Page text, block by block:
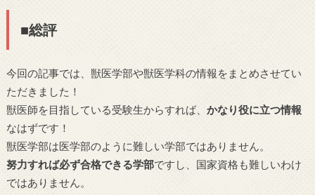
■総評
今回の記事では、獣医学部や獣医学科の情報をまとめさせてい
ただきました！
獣医師を目指している受験生からすれば、 かなり役に立つ情報
なはずです！
獣医学部は医学部のように難しい学部ではありません。
努力すれば必ず合格できる学部ですし、国家資格も難しいわけ
ではありません。